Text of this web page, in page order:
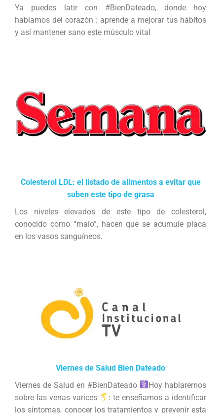
Ya puedes latir con #BienDateado, donde hoy
hablamos del corazón : aprende a mejorar tus hábitos
y así mantener sano este músculo vital
Colesterol LDL: el listado de alimentos a evitar que
suben este tipo de grasa
Los niveles elevados de este tipo de colesterol,
conocido como “malo”, hacen que se acumule placa
en los vasos sanguíneos.
Viernes de Salud Bien Dateado
Viernes de Salud en #BienDateado
Hoy hablaremos
sobre las venas varices
: te enseñamos a identificar
los síntomas, conocer los tratamientos y prevenir esta